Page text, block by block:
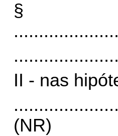
II - nas
(NR)